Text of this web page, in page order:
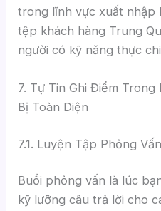
trong lĩnh vực xuất nhập
tệp khách hàng Trung
người có kỹ năng thực
7. Tự Tin Ghi Điểm Trong
Bị Toàn Diện
7.1. Luyện Tập Phỏng
Buổi phỏng vấn là lúc
kỹ lưỡng câu trả lời cho